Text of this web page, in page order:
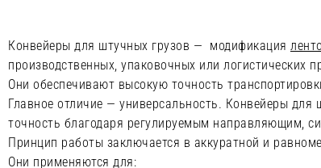
Конвейеры для штучных грузов — модификация
производственных, упаковочных или логистических
Они обеспечивают высокую точность
Главное отличие — универсальность. Конвейеры
точность благодаря регулируемым направляющим,
Принцип работы заключается в аккуратной и
Они применяются для: